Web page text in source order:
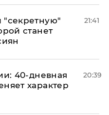
станет
21:41
40-дневная
характер
20:39